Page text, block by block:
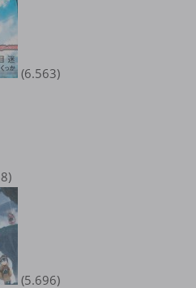
(6.563)
(5.696)